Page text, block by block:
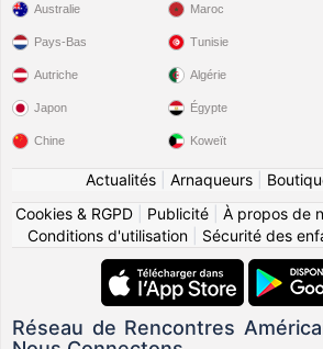
Australie
Pays-Bas
Autriche
Japon
Chine
Maroc
Tunisie
Algérie
Égypte
Koweït
Actualités| Arnaqueurs|
Cookies & RGPD
Publicité À propos de
Conditions d'utilisation| Sécurité des
Réseau de Rencontres